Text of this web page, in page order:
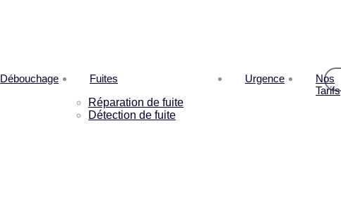
Débouchage
Fuites
Réparation de fuite
Détection de fuite
Urgence
Nos
Tarifs